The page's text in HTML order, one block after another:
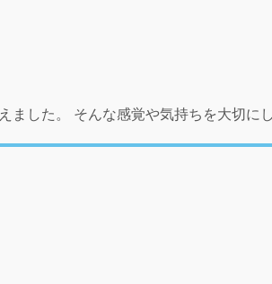
ました。 そんな感覚や気持ちを大切に